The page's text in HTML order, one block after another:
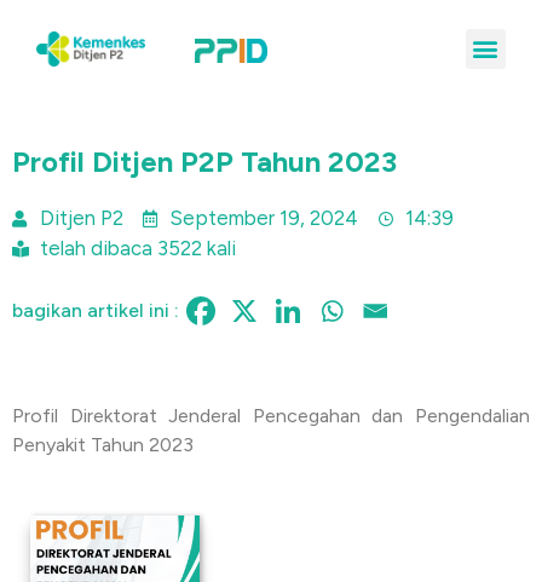
Profil Ditjen P2P Tahun 2023
Ditjen P2 September 19, 2024
14:39
telah dibaca 3522 kali
bagikan artikel ini :
Profil Direktorat Jenderal Pencegahan dan Pengendalian
Penyakit Tahun 2023